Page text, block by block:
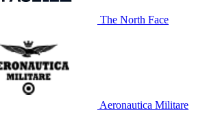
The North Face
Aeronautica Militare